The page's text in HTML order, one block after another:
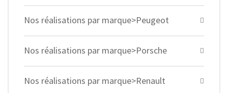
Nos réalisations par marque>Peugeot
Nos réalisations par marque>Porsche
Nos réalisations par marque>Renault